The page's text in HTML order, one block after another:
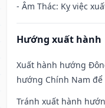
- Âm Thác: Kỵ việc
Hướng xuất hành
Xuất hành hướng
hướng Chính Nam để
Tránh xuất hành